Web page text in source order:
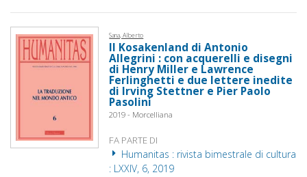
Sana, Alberto
Il Kosakenland di Antonio
Allegrini : con acquerelli e disegni
di Henry Miller e Lawrence
Ferlinghetti e due lettere inedite
di Irving Stettner e Pier Paolo
Pasolini
2019 - Morcelliana
FA PARTE DI
Humanitas : rivista bimestrale di cultura
: LXXIV, 6, 2019